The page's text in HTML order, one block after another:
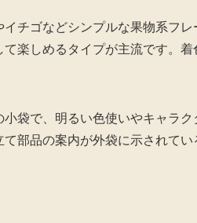
チゴなどシンプルな果物系フ
楽しめるタイプが主流です。
袋で、明るい色使いやキャラ
て部品の案内が外袋に示されて